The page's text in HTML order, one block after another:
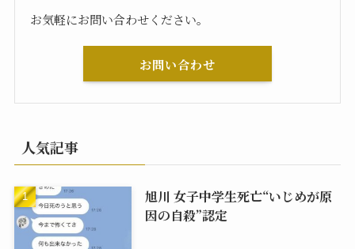
お気軽にお問い合わせください。
お問い合わせ
人気記事
旭川 女子中学生死亡“いじめが原
因の自殺”認定